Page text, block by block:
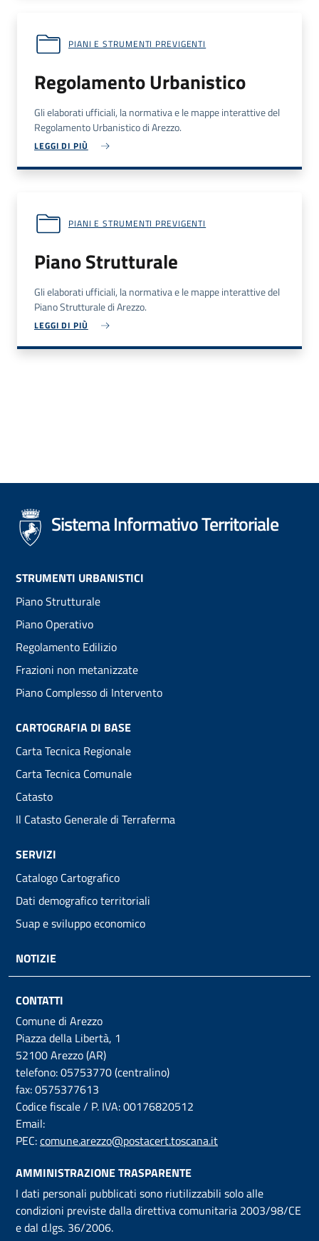
PIANI E STRUMENTI PREVIGENTI
Regolamento Urbanistico
Gli elaborati ufficiali, la normativa e le mappe interattive del
Regolamento Urbanistico di Arezzo.
LEGGI DI PIÙ
PIANI E STRUMENTI PREVIGENTI
Piano Strutturale
Gli elaborati ufficiali, la normativa e le mappe interattive del
Piano Strutturale di Arezzo.
LEGGI DI PIÙ
Sistema Informativo Territoriale
Footer
menu
STRUMENTI URBANISTICI
Piano Strutturale
Piano Operativo
Regolamento Edilizio
Frazioni non metanizzate
Piano Complesso di Intervento
CARTOGRAFIA DI BASE
Carta Tecnica Regionale
Carta Tecnica Comunale
Catasto
Il Catasto Generale di Terraferma
SERVIZI
Catalogo Cartografico
Dati demografico territoriali
Suap e sviluppo economico
NOTIZIE
CONTATTI
Comune di Arezzo
Piazza della Libertà, 1
52100 Arezzo (AR)
telefono: 05753770 (centralino)
fax: 0575377613
Codice fiscale / P. IVA: 00176820512
Email:
PEC:comune.arezzo@postacert.toscana.it
AMMINISTRAZIONE TRASPARENTE
I dati personali pubblicati sono riutilizzabili solo alle
condizioni previste dalla direttiva comunitaria 2003/98/CE
e dal d.lgs. 36/2006.